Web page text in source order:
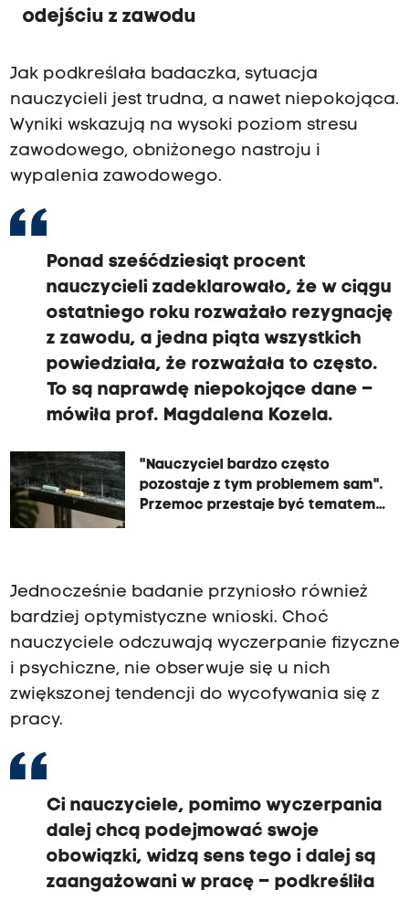
odejściu z zawodu
Jak podkreślała badaczka, sytuacja
nauczycieli jest trudna, a nawet niepokojąca.
Wyniki wskazują na wysoki poziom stresu
zawodowego, obniżonego nastroju i
wypalenia zawodowego.
Ponad sześćdziesiąt procent
nauczycieli zadeklarowało, że w ciągu
ostatniego roku rozważało rezygnację
z zawodu, a jedna piąta wszystkich
powiedziała, że rozważała to często.
To są naprawdę niepokojące dane –
mówiła prof. Magdalena Kozela.
"Nauczyciel bardzo często
pozostaje z tym problemem sam".
Przemoc przestaje być tematem
Jednocześnie badanie przyniosło również
bardziej optymistyczne wnioski. Choć
nauczyciele odczuwają wyczerpanie fizyczne
i psychiczne, nie obserwuje się u nich
zwiększonej tendencji do wycofywania się z
pracy.
Ci nauczyciele, pomimo wyczerpania
dalej chcą podejmować swoje
obowiązki, widzą sens tego i dalej są
zaangażowani w pracę – podkreśliła